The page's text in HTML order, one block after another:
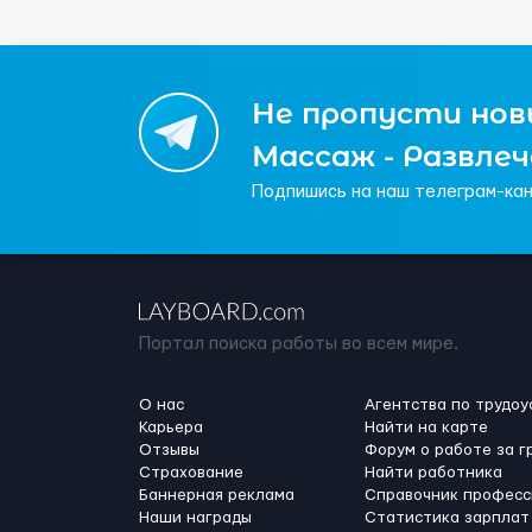
Не пропусти
Массаж -
Подпишись на наш телеграм-
Портал поиска работы во всем мире.
О нас
Карьера
Отзывы
Страхование
Баннерная реклама
Наши награды
Агентства по
Найти на карте
Форум о работе за
Найти работника
Справочник
Статистика зарплат